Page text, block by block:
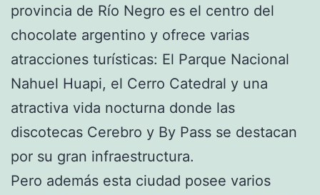
provincia de Río Negro es el centro del
chocolate argentino y ofrece varias
atracciones turísticas: El Parque Nacional
Nahuel Huapi, el Cerro Catedral y una
atractiva vida nocturna donde las
discotecas Cerebro y By Pass se destacan
por su gran infraestructura.
Pero además esta ciudad posee varios